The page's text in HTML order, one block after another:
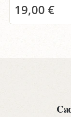
19,00 €